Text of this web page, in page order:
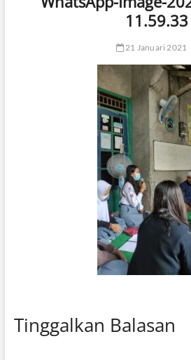
11.59.33
21 Januari 2021
Tinggalkan Balasan